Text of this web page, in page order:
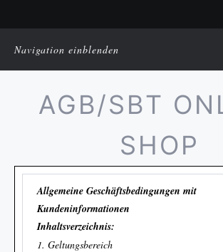
Navigation einblenden
AGB/SBT
SHOP
Allgemeine Geschäftsbedingungen mit
Kundeninformationen
Inhaltsverzeichnis:
1. Geltungsbereich